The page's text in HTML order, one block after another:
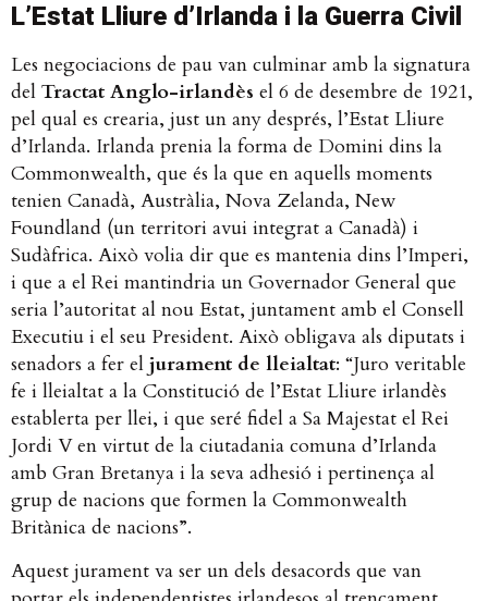
L’Estat Lliure d’Irlanda i la Guerra Civil
Les negociacions de pau van culminar amb la signatura
del Tractat Anglo-irlandès el 6 de desembre de 1921,
pel qual es crearia, just un any després, l’Estat Lliure
d’Irlanda. Irlanda prenia la forma de Domini dins la
Commonwealth, que és la que en aquells moments
tenien Canadà, Austràlia, Nova Zelanda, New
Foundland (un territori avui integrat a Canadà) i
Sudàfrica. Això volia dir que es mantenia dins l’Imperi,
i que a el Rei mantindria un Governador General que
seria l’autoritat al nou Estat, juntament amb el Consell
Executiu i el seu President. Això obligava als diputats i
senadors a fer el jurament de lleialtat: “Juro veritable
fe i lleialtat a la Constitució de l’Estat Lliure irlandès
establerta per llei, i que seré fidel a Sa Majestat el Rei
Jordi V en virtut de la ciutadania comuna d’Irlanda
amb Gran Bretanya i la seva adhesió i pertinença al
grup de nacions que formen la Commonwealth
Britànica de nacions”.
Aquest jurament va ser un dels desacords que van